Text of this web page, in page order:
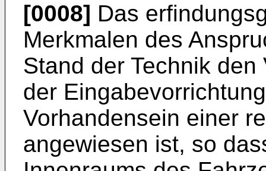
[0008] Das
Merkmalen des
Stand der Technik
der
Vorhandensein einer
angewiesen ist, so